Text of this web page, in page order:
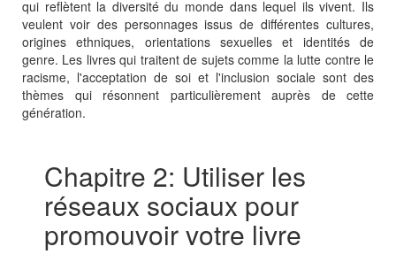
qui reflètent la diversité du monde dans lequel ils vivent. Ils
veulent voir des personnages issus de différentes cultures,
origines ethniques, orientations sexuelles et identités de
genre. Les livres qui traitent de sujets comme la lutte contre le
racisme, l'acceptation de soi et l'inclusion sociale sont des
thèmes qui résonnent particulièrement auprès de cette
génération.
Chapitre 2: Utiliser les
réseaux sociaux pour
promouvoir votre livre